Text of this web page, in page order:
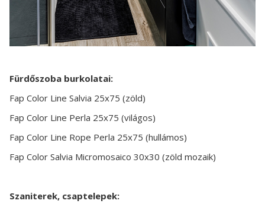
Fürdőszoba burkolatai:
Fap Color Line Salvia 25x75 (zöld)
Fap Color Line Perla 25x75 (világos)
Fap Color Line Rope Perla 25x75 (hullámos)
Fap Color Salvia Micromosaico 30x30 (zöld mozaik)
Szaniterek, csaptelepek: